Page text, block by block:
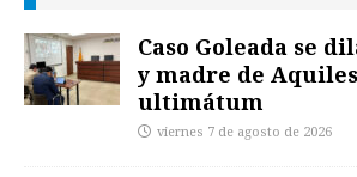
Caso Goleada se
y madre de
ultimátum
viernes 7 de agosto de 2026